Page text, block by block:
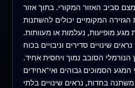
סביב האזור המקורי. בתוך אזור
המקומיים יכולים להשתנות
מגע מופיעות, נעלמות או מעוותות.
שינויים סדירים וניבויים בכוח
הסובב נמוך ויחסית אחיד.
הסמוכים גבוהים ואי־אחידים
בחדות, נראים שינויים בלתי